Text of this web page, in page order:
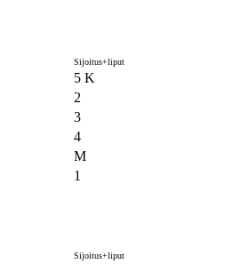
Sijoitus+liput
5 K
2
3
4
M
1
Sijoitus+liput